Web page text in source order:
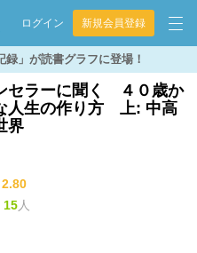
ログイン 新規会員登録
」が読書グラフに登場！
セラーに聞く ４０歳か
人生の作り方 上: 中高
界
2.80
15人